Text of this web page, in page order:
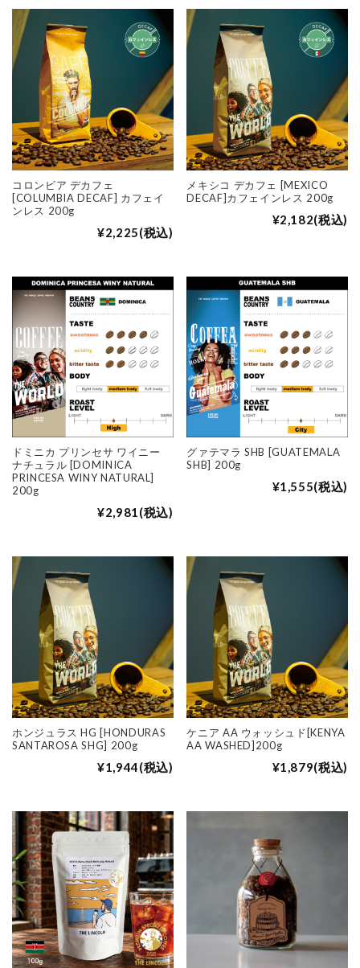
コロンビア デカフェ
[COLUMBIA DECAF] カフェイ
ンレス 200g
¥2,225(税込)
メキシコ デカフェ [MEXICO
DECAF]カフェインレス 200g
¥2,182(税込)
ドミニカ プリンセサ ワイニー
ナチュラル [DOMINICA
PRINCESA WINY NATURAL]
200g
¥2,981(税込)
グァテマラ SHB [GUATEMALA
SHB] 200g
¥1,555(税込)
ホンジュラス HG [HONDURAS
SANTAROSA SHG] 200g
¥1,944(税込)
ケニア AA ウォッシュド[KENYA
AA WASHED]200g
¥1,879(税込)